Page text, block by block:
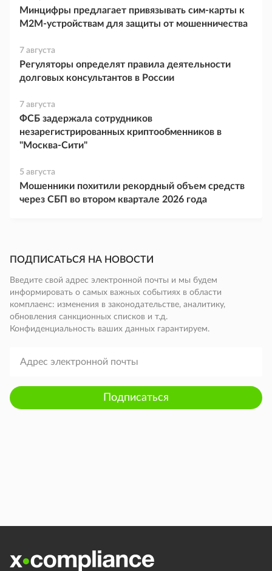
Минцифры предлагает привязывать сим-карты к
M2M-устройствам для защиты от мошенничества
7 августа
Регуляторы определят правила деятельности
долговых консультантов в России
7 августа
ФСБ задержала сотрудников
незарегистрированных криптообменников в
"Москва-Сити"
5 августа
Мошенники похитили рекордный объем средств
через СБП во втором квартале 2026 года
ПОДПИСАТЬСЯ НА НОВОСТИ
Введите свой адрес электронной почты и мы будем
информировать о самых важных событиях в области
комплаенс: изменения в законодательстве, аналитику,
обновления санкционных списков и т.д.
Конфиденциальность ваших данных гарантируем.
Подписаться